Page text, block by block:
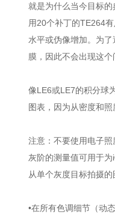
就是为什么当今目标
用20个补丁的TE264
水平或伪像增加。为
膜，因此不会出现这个
像LE6或LE7的积分球
图表，因为从密度和
注意：不要使用电子
灰阶的测量值可用于
从单个灰度目标拍摄
•在所有色调细节（动